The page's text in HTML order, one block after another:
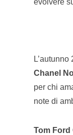
evolvere
Chanel
per chi
note di
Tom Ford